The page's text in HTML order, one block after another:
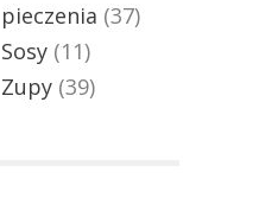
pieczenia (37)
Sosy (11)
Zupy (39)